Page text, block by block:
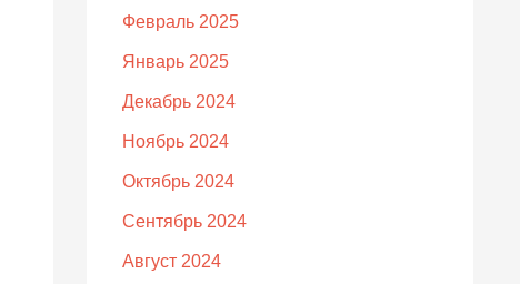
Февраль 2025
Январь 2025
Декабрь 2024
Ноябрь 2024
Октябрь 2024
Сентябрь 2024
Август 2024